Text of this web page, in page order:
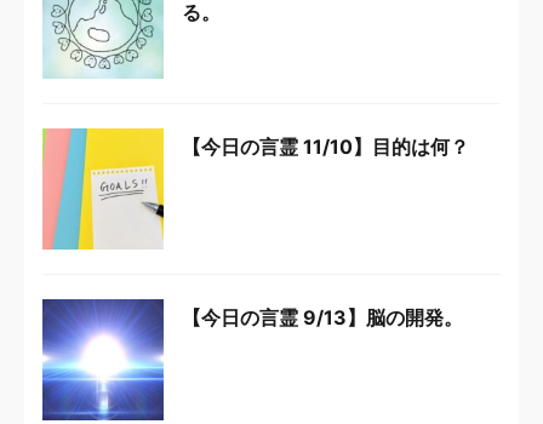
る。
【今日の言霊 11/10】目的は何？
【今日の言霊 9/13】脳の開発。